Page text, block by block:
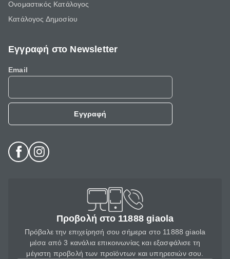
Ονομαστικός Κατάλογος
Κατάλογος Δημοσίου
Εγγραφή στο Newsletter
Email
Εγγραφή
Προβολή στο 11888 giaola
Πρόβαλε την επιχείρησή σου σήμερα στο 11888 giaola
μέσα από 3 κανάλια επικοινωνίας και εξασφάλισε τη
μέγιστη προβολή των προϊόντων και υπηρεσιών σου.